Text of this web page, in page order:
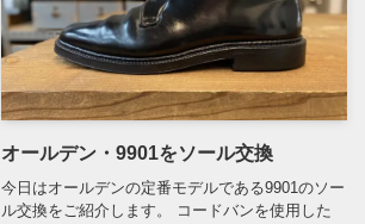
オールデン・9901をソール交換
今日はオールデンの定番モデルである9901のソー
ル交換をご紹介します。 コードバンを使用した